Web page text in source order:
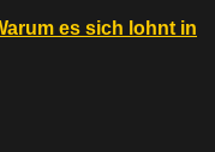
es sich lohnt in